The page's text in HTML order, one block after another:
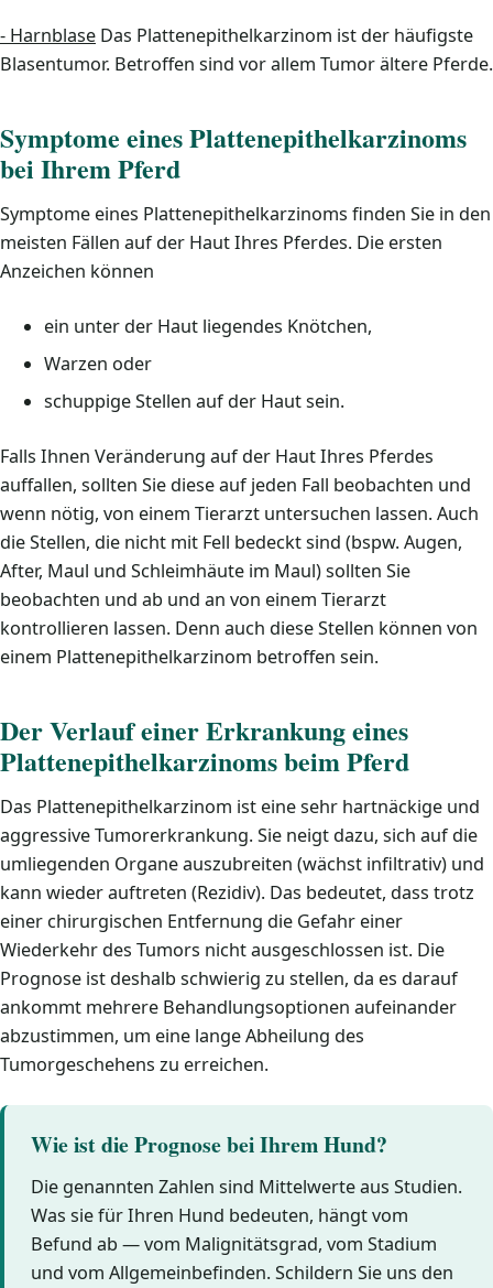
- Harnblase Das Plattenepithelkarzinom ist der häufigste
Blasentumor. Betroffen sind vor allem Tumor ältere Pferde.
Symptome eines Plattenepithelkarzinoms
bei Ihrem Pferd
Symptome eines Plattenepithelkarzinoms finden Sie in den
meisten Fällen auf der Haut Ihres Pferdes. Die ersten
Anzeichen können
ein unter der Haut liegendes Knötchen,
Warzen oder
schuppige Stellen auf der Haut sein.
Falls Ihnen Veränderung auf der Haut Ihres Pferdes
auffallen, sollten Sie diese auf jeden Fall beobachten und
wenn nötig, von einem Tierarzt untersuchen lassen. Auch
die Stellen, die nicht mit Fell bedeckt sind (bspw. Augen,
After, Maul und Schleimhäute im Maul) sollten Sie
beobachten und ab und an von einem Tierarzt
kontrollieren lassen. Denn auch diese Stellen können von
einem Plattenepithelkarzinom betroffen sein.
Der Verlauf einer Erkrankung eines
Plattenepithelkarzinoms beim Pferd
Das Plattenepithelkarzinom ist eine sehr hartnäckige und
aggressive Tumorerkrankung. Sie neigt dazu, sich auf die
umliegenden Organe auszubreiten (wächst infiltrativ) und
kann wieder auftreten (Rezidiv). Das bedeutet, dass trotz
einer chirurgischen Entfernung die Gefahr einer
Wiederkehr des Tumors nicht ausgeschlossen ist. Die
Prognose ist deshalb schwierig zu stellen, da es darauf
ankommt mehrere Behandlungsoptionen aufeinander
abzustimmen, um eine lange Abheilung des
Tumorgeschehens zu erreichen.
Wie ist die Prognose bei Ihrem Hund?
Die genannten Zahlen sind Mittelwerte aus Studien.
Was sie für Ihren Hund bedeuten, hängt vom
Befund ab — vom Malignitätsgrad, vom Stadium
und vom Allgemeinbefinden. Schildern Sie uns den